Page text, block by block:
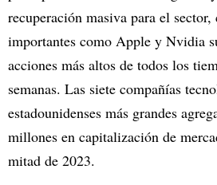
recuperación masiva para el sector,
importantes como Apple y Nvidia
acciones más altos de todos los
semanas. Las siete compañías
estadounidenses más grandes
millones en capitalización de
mitad de 2023.